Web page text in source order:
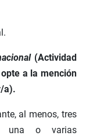
(Actividad
a la mención
a).
al menos, tres
una o varias